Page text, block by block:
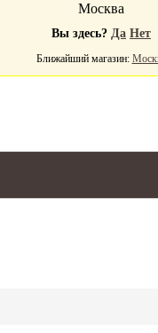
Москва
Вы здесь? Да Нет
Ближайший магазин: